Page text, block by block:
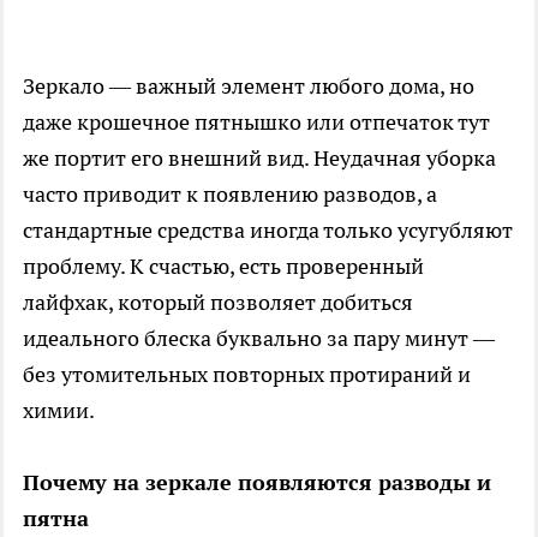
Зеркало — важный элемент любого дома, но
даже крошечное пятнышко или отпечаток тут
же портит его внешний вид. Неудачная уборка
часто приводит к появлению разводов, а
стандартные средства иногда только усугубляют
проблему. К счастью, есть проверенный
лайфхак, который позволяет добиться
идеального блеска буквально за пару минут —
без утомительных повторных протираний и
химии.
Почему на зеркале появляются разводы и
пятна